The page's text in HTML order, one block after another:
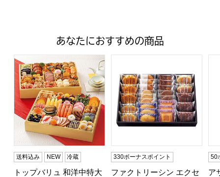
あなたにおすすめの商品
トップバリュ 和洋中特大二段重「饗宴」(きょうえん)【4
送料込み NEW 冷蔵
トップバリュ 和洋中特大
330ボーナスポイント
ファクトリーシン エクセ
50
ア